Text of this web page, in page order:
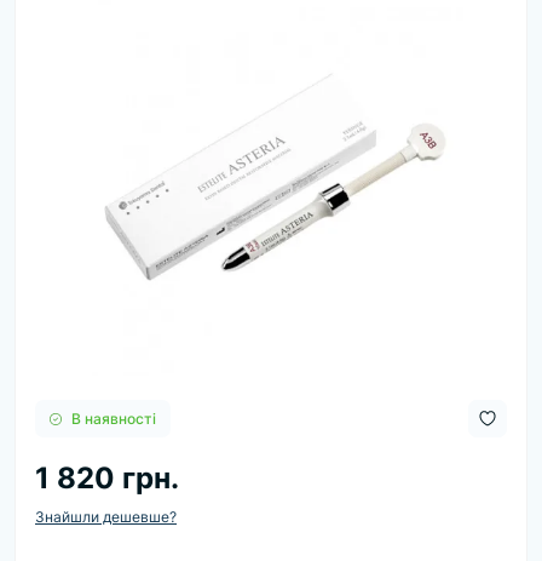
В наявності
1 820 грн.
Знайшли дешевше?